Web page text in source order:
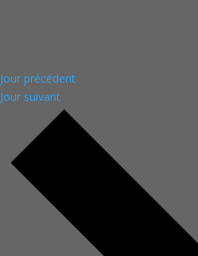
Jour précédent
Jour suivant